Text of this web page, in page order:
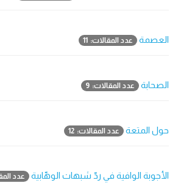
العصمة عدد المقالات: 11
الصحابة عدد المقالات: 9
حول المتعة عدد المقالات: 12
الأجوبة الوافية في ردّ شبهات الوهّابية عدد